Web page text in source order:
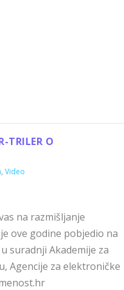
TRILER O
, Video
na razmišljanje
ove godine pobjedio na
suradnji Akademije za
Agencije za elektroničke